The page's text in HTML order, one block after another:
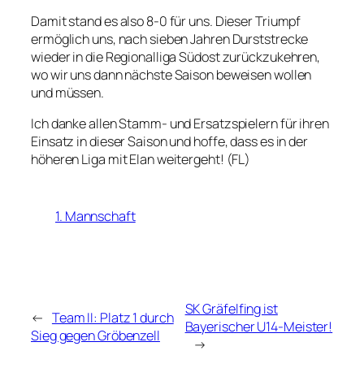
Damit stand es also 8-0 für uns. Dieser Triumpf
ermöglich uns, nach sieben Jahren Durststrecke
wieder in die Regionalliga Südost zurückzukehren,
wo wir uns dann nächste Saison beweisen wollen
und müssen.
Ich danke allen Stamm- und Ersatzspielern für ihren
Einsatz in dieser Saison und hoffe, dass es in der
höheren Liga mit Elan weitergeht! (FL)
1. Mannschaft
← Team II: Platz 1 durch
Sieg gegen Gröbenzell
SK Gräfelfing ist
Bayerischer U14-Meister!
→